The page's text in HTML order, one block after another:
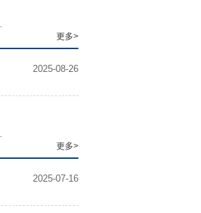
更多>
2025-08-26
更多>
2025-07-16